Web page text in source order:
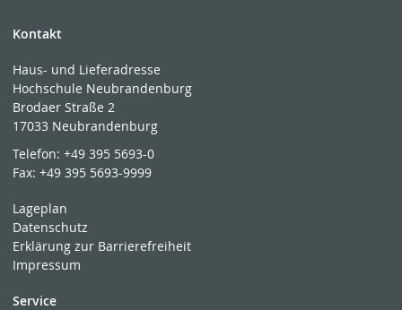
Kontakt
Haus- und Lieferadresse
Hochschule Neubrandenburg
Brodaer Straße 2
17033 Neubrandenburg
Telefon:+49 395 5693-0
Fax:+49 395 5693-9999
Lageplan
Datenschutz
Erklärung zur Barrierefreiheit
Impressum
Service